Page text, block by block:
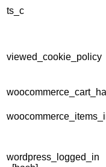
ts_c
viewed_cookie_policy
wordpress_logged_in